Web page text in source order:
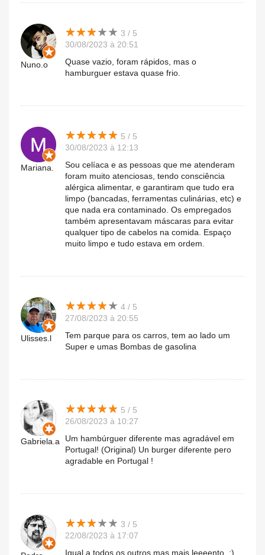
Nuno.o
★★★★★
★★★★★ 3 / 5
30/08/2023 à 20:51
Quase vazio, foram rápidos, mas o
hamburguer estava quase frio.
Mariana.
★★★★★
★★★★★ 5 / 5
30/08/2023 à 12:13
Sou celíaca e as pessoas que me atenderam
foram muito atenciosas, tendo consciência
alérgica alimentar, e garantiram que tudo era
limpo (bancadas, ferramentas culinárias, etc) e
que nada era contaminado. Os empregados
também apresentavam máscaras para evitar
qualquer tipo de cabelos na comida. Espaço
muito limpo e tudo estava em ordem.
Ulisses.l
★★★★★
★★★★★ 4 / 5
27/08/2023 à 20:55
Tem parque para os carros, tem ao lado um
Super e umas Bombas de gasolina
Gabriela.a
★★★★★
★★★★★ 5 / 5
26/08/2023 à 10:27
Um hambúrguer diferente mas agradável em
Portugal! (Original) Un burger diferente pero
agradable en Portugal !
★★★★★
★★★★★ 3 / 5
22/08/2023 à 17:07
Igual a todos os outros mas mais leeeento. :)